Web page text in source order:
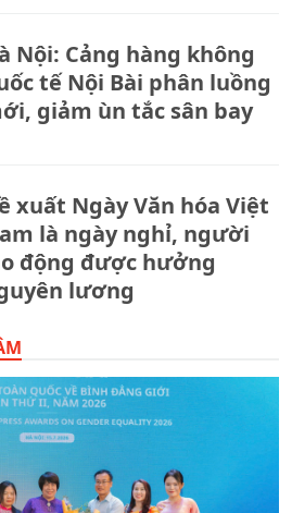
Nội: Cảng hàng không
tế Nội Bài phân luồng
giảm ùn tắc sân bay
xuất Ngày Văn hóa Việt
là ngày nghỉ, người
động được hưởng
lương